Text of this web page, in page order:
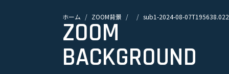
ホーム ZOOM背景 sub1-2024-08-07T195638.022
ZOOM
BACKGROUND